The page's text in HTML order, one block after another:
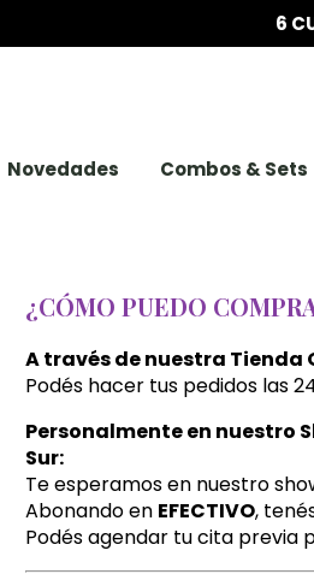
6
Novedades Combos & Sets
¿CÓMO PUEDO
A través de nuestra Tienda
Podés hacer tus pedidos las
Personalmente en nuestro
Sur:
Te esperamos en nuestro
Abonando en EFECTIVO,
Podés agendar tu cita previa